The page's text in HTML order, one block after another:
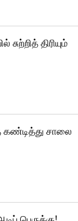
சுற்றித் திரியும்
கண்டித்து சாலை